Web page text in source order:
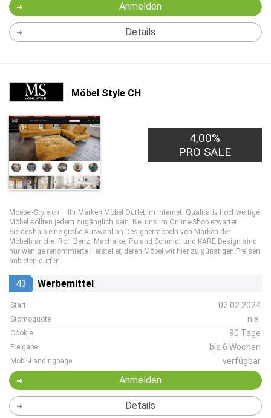
Anmelden
Details
Möbel Style CH
4,00%
PRO SALE
Moebel-Style.ch – Ihr Marken Möbel Outlet im Internet. Qualitativ hochwertige
Möbel sollten jedem zugänglich sein. Bei uns im Online-Shop erwartet
Sie deshalb eine große Auswahl an Designermöbeln von Marken der
Möbelbranche. Rolf Benz, Machalke, Roland Schmidt und KARE Design sind
nur wenige renommierte Hersteller, deren Möbel wir hier zu günstigen Preisen
anbieten dürfen.
43 Werbemittel
Start 02.02.2024
Stornoquote n.a.
Cookie 90 Tage
Freigabe bis 6 Wochen
Mobil-Landingpage verfügbar
Anmelden
Details